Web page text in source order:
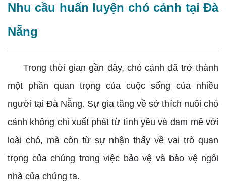
Nhu cầu huấn luyện chó cảnh tại Đà
Nẵng
Trong thời gian gần đây, chó cảnh đã trở thành
một phần quan trọng của cuộc sống của nhiều
người tại Đà Nẵng. Sự gia tăng về sở thích nuôi chó
cảnh không chỉ xuất phát từ tình yêu và đam mê với
loài chó, mà còn từ sự nhận thấy về vai trò quan
trọng của chúng trong việc bảo vệ và bảo vệ ngôi
nhà của chúng ta.